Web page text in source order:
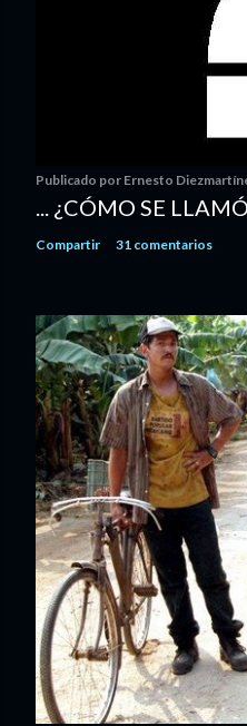
Publicado por Ernesto
... ¿CÓMO SE
Compartir 31 comentarios